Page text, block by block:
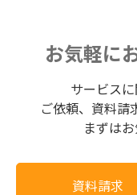
お気軽に
サービス
ご依頼、資料請
まずは
資料請求